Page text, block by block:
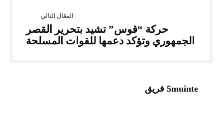
حركة “قوس” تشيد بتحرير القصر
الجمهوري وتؤكد دعمها للقوات المسلحة
5muinte فريق